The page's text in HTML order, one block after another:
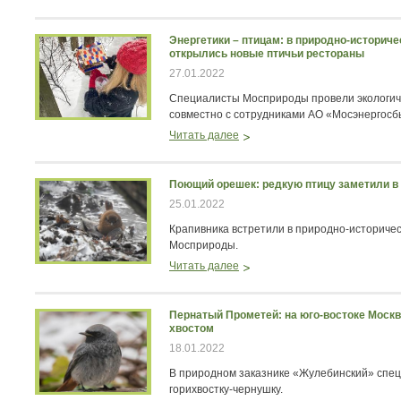
Энергетики – птицам: в природно-
открылись новые птичьи рестораны
27.01.2022
Специалисты Мосприроды провели
совместно с сотрудниками АО
Читать далее
Поющий орешек: редкую птицу заметили в
25.01.2022
Крапивника встретили в природно-
Мосприроды.
Читать далее
Пернатый Прометей: на юго-востоке
хвостом
18.01.2022
В природном заказнике «Жулебинский»
горихвостку-чернушку.